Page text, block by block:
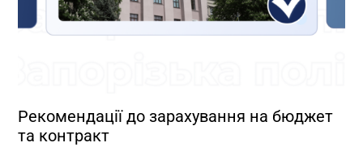
Рекомендації до зарахування на бюджет
та контракт